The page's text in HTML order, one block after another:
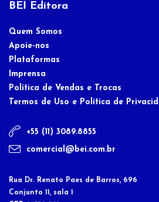
BEĨ Editora
Quem Somos
Apoie-nos
Plataformas
Imprensa
Política de Vendas e Trocas
Termos de Uso e Política de
+55 (11) 3089.8855
comercial@bei.com.br
Rua Dr. Renato Paes de Barros, 696
Conjunto 11, sala 1